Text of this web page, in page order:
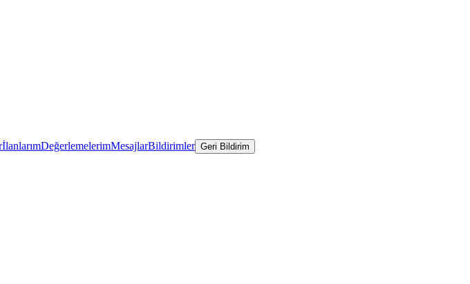
İlanlarımDeğerlemelerimMesajlarBildirimler Geri Bildirim